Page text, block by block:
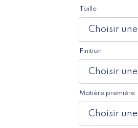
Taille
Finition
Matière première